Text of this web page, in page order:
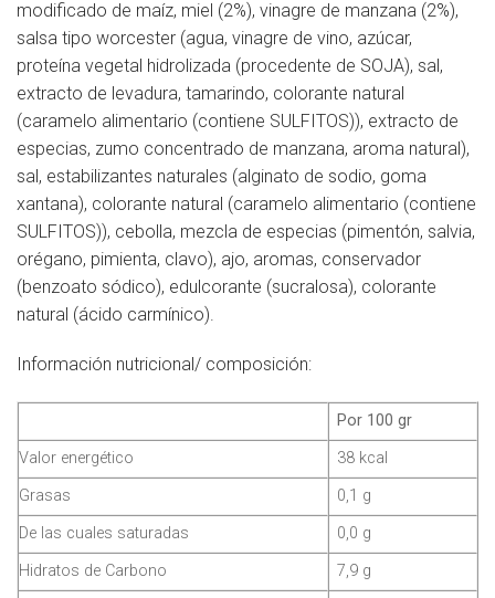
modificado de maíz, miel (2%), vinagre de manzana (2%),
salsa tipo worcester (agua, vinagre de vino, azúcar,
proteína vegetal hidrolizada (procedente de SOJA), sal,
extracto de levadura, tamarindo, colorante natural
(caramelo alimentario (contiene SULFITOS)), extracto de
especias, zumo concentrado de manzana, aroma natural),
sal, estabilizantes naturales (alginato de sodio, goma
xantana), colorante natural (caramelo alimentario (contiene
SULFITOS)), cebolla, mezcla de especias (pimentón, salvia,
orégano, pimienta, clavo), ajo, aromas, conservador
(benzoato sódico), edulcorante (sucralosa), colorante
natural (ácido carmínico).
Información nutricional/ composición:
Por 100 gr
Valor energético
38 kcal
Grasas
0,1 g
De las cuales saturadas
0,0 g
Hidratos de Carbono
7,9 g